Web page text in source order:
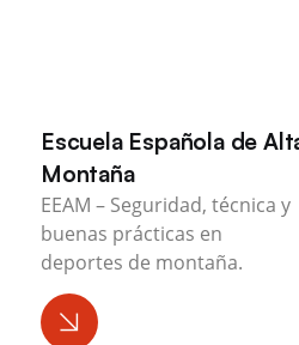
Escuela Española de
Montaña
EEAM – Seguridad, técnica y
buenas prácticas en
deportes de montaña.